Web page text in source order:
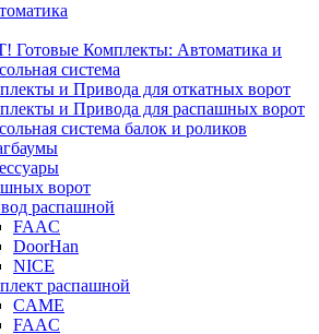
Готовые Комплекты: Автоматика и
система
и Привода для откатных ворот
и Привода для распашных ворот
система балок и роликов
ворот
распашной
FAAC
DoorHan
NICE
распашной
CAME
FAAC